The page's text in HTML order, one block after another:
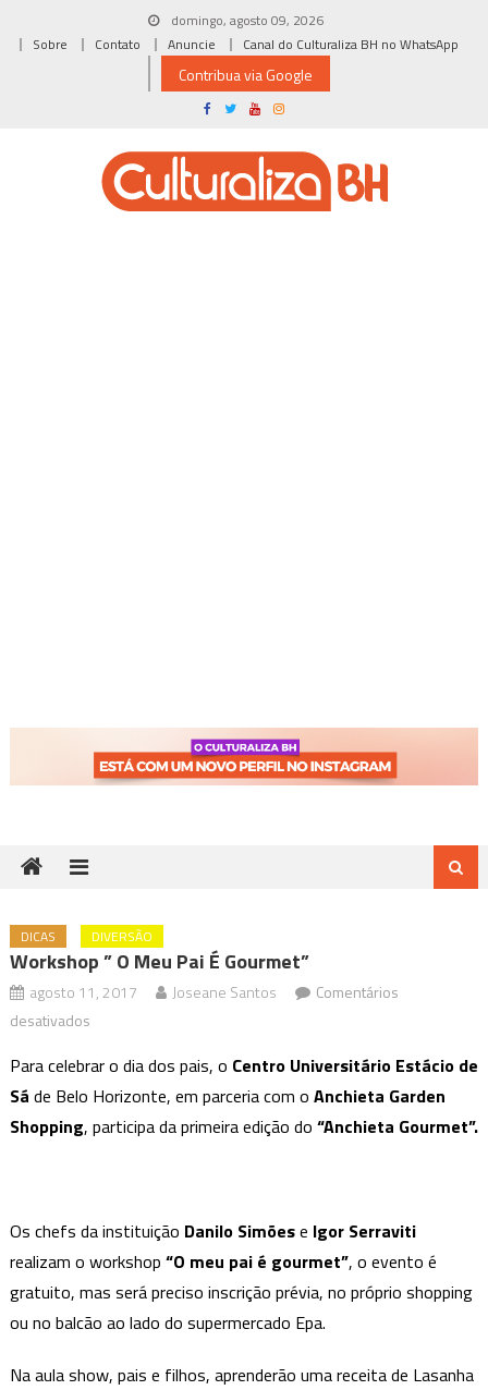
domingo, agosto 09, 2026
Sobre
Contato Anuncie Canal do Culturaliza BH no WhatsApp
Contribua via Google
DICAS DIVERSÃO
Workshop ” O Meu Pai É Gourmet”
agosto 11, 2017 Joseane Santos
Comentários
desativadosem
”
O
meu
Para celebrar o dia dos pais, o Centro Universitário Estácio de
Sá de Belo Horizonte, em parceria com o Anchieta Garden
Shopping, participa da primeira edição do “Anchieta Gourmet”.
Os chefs da instituição Danilo Simõese Igor Serraviti
realizam o workshop “O meu pai é gourmet”, o evento é
gratuito, mas será preciso inscrição prévia, no próprio shopping
ou no balcão ao lado do supermercado Epa.
Na aula show, pais e filhos, aprenderão uma receita de Lasanha